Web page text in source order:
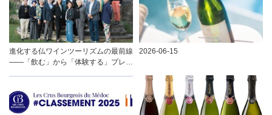
進化する仏ワインツーリズムの最前線
――「飲む」から「体験する」プレミ
感で深掘りする次世代のテロワール体
験
2026-06-15